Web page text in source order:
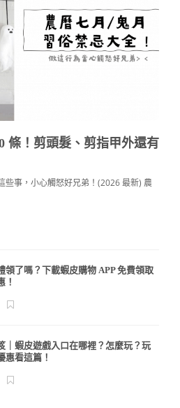
條！剪頭髮、剪指甲外還有
些事，小心觸怒好兄弟！(2026 最新) 農
領了嗎？下載蝦皮購物 APP 免費領取
！
｜蝦皮遊戲入口在哪裡？怎麼玩？玩
惠看這篇！